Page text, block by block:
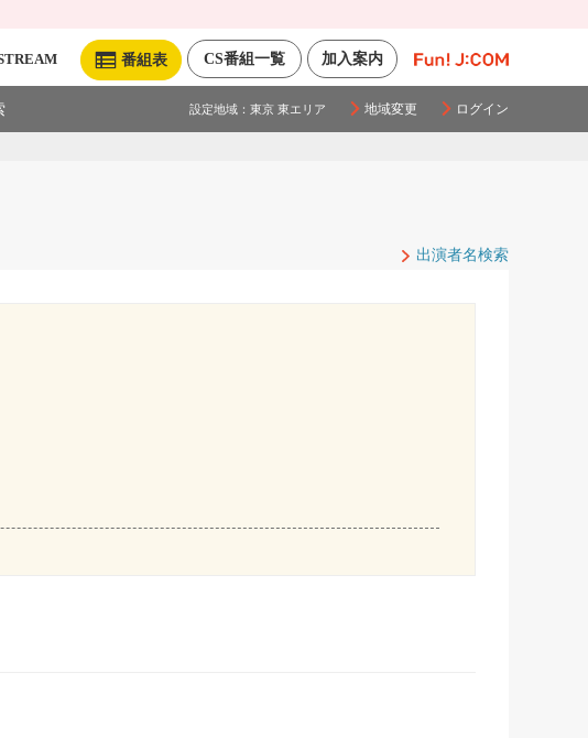
加入案内
CS番組一覧
番組表
設定地域： 東京 東エリア 地域変更 ログイン
出演者名検索